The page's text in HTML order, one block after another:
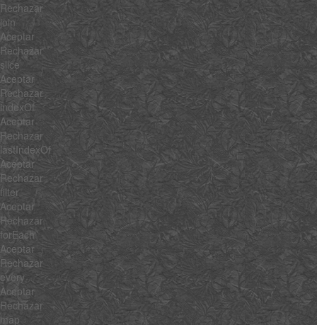
Rechazar
join
Aceptar
Rechazar
slice
Aceptar
Rechazar
indexOf
Aceptar
Rechazar
lastIndexOf
Aceptar
Rechazar
filter
Aceptar
Rechazar
forEach
Aceptar
Rechazar
every
Aceptar
Rechazar
map